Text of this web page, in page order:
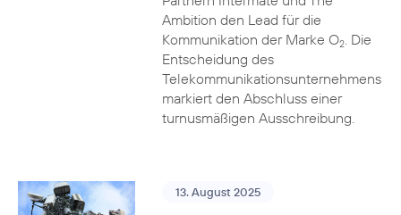
Ambition den Lead für die
Kommunikation der Marke O2. Die
Entscheidung des
Telekommunikationsunternehmens
markiert den Abschluss einer
turnusmäßigen Ausschreibung.
13. August 2025